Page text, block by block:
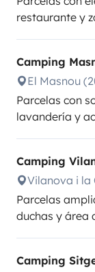
restaurante y
Camping
El Masnou
Parcelas con
lavandería y
Camping
Vilanova i la
Parcelas
duchas y área
Camping